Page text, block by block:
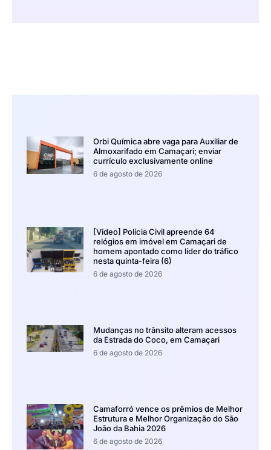
Orbi Química abre vaga para Auxiliar de
Almoxarifado em Camaçari; enviar
currículo exclusivamente online
6 de agosto de 2026
[Vídeo] Polícia Civil apreende 64
relógios em imóvel em Camaçari de
homem apontado como líder do tráfico
nesta quinta-feira (6)
6 de agosto de 2026
Mudanças no trânsito alteram acessos
da Estrada do Coco, em Camaçari
6 de agosto de 2026
Camaforró vence os prêmios de Melhor
Estrutura e Melhor Organização do São
João da Bahia 2026
6 de agosto de 2026